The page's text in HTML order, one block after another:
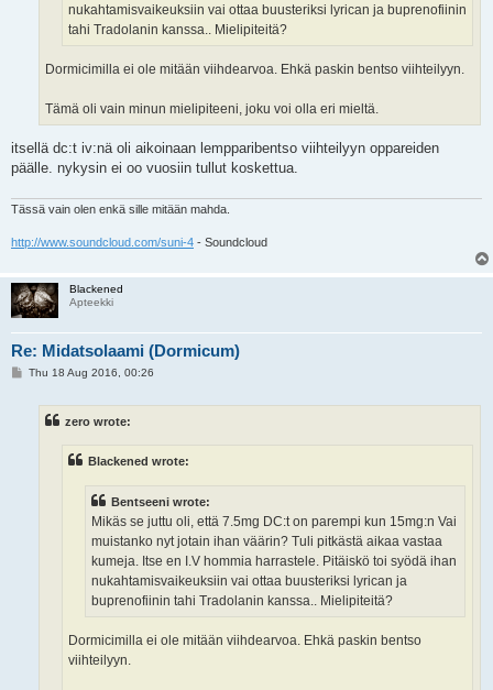
nukahtamisvaikeuksiin vai ottaa buusteriksi lyrican ja buprenofiinin
tahi Tradolanin kanssa.. Mielipiteitä?
Dormicimilla ei ole mitään viihdearvoa. Ehkä paskin bentso viihteilyyn.
Tämä oli vain minun mielipiteeni, joku voi olla eri mieltä.
itsellä dc:t iv:nä oli aikoinaan lempparibentso viihteilyyn oppareiden
päälle. nykysin ei oo vuosiin tullut koskettua.
Tässä vain olen enkä sille mitään mahda.
http://www.soundcloud.com/suni-4 - Soundcloud
Blackened
Apteekki
Re: Midatsolaami (Dormicum)
PThu 18 Aug 2016, 00:26
zero wrote:
Blackened wrote:
Bentseeni wrote:
Mikäs se juttu oli, että 7.5mg DC:t on parempi kun 15mg:n Vai
muistanko nyt jotain ihan väärin? Tuli pitkästä aikaa vastaa
kumeja. Itse en I.V hommia harrastele. Pitäiskö toi syödä ihan
nukahtamisvaikeuksiin vai ottaa buusteriksi lyrican ja
buprenofiinin tahi Tradolanin kanssa.. Mielipiteitä?
Dormicimilla ei ole mitään viihdearvoa. Ehkä paskin bentso
viihteilyyn.